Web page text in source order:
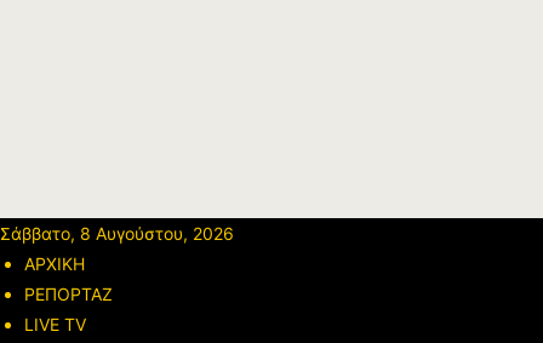
Σάββατο, 8 Αυγούστου, 2026
ΑΡΧΙΚΗ
ΡΕΠΟΡΤΑΖ
LIVE TV